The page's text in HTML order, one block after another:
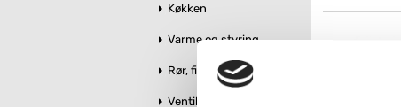
Køkken
Varme og styring
Rør, fittings og tilbehør
Ventiler og stophaner